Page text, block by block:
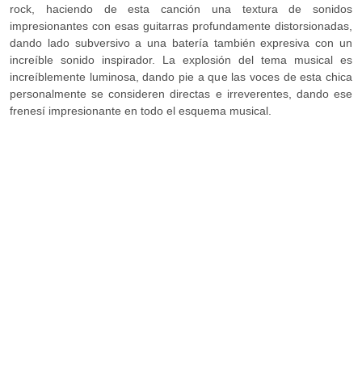
rock, haciendo de esta canción una textura de sonidos
impresionantes con esas guitarras profundamente distorsionadas,
dando lado subversivo a una batería también expresiva con un
increíble sonido inspirador. La explosión del tema musical es
increíblemente luminosa, dando pie a que las voces de esta chica
personalmente se consideren directas e irreverentes, dando ese
frenesí impresionante en todo el esquema musical.